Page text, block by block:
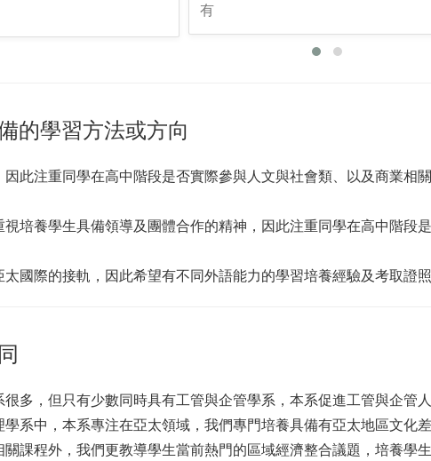
有
的學習方法或方向
因此注重同學在高中階段是否實際參與人文與社會類、以及商業相
視培養學生具備領導及團體合作的精神，因此注重同學在高中階段
國際的接軌，因此希望有不同外語能力的學習培養經驗及考取證照
多，但只有少數同時具有工管與企管學系，本系促進工管與企管
系中，本系專注在亞太領域，我們專門培養具備有亞太地區文化
課程外，我們更教導學生當前熱門的區域經濟整合議題，培養學